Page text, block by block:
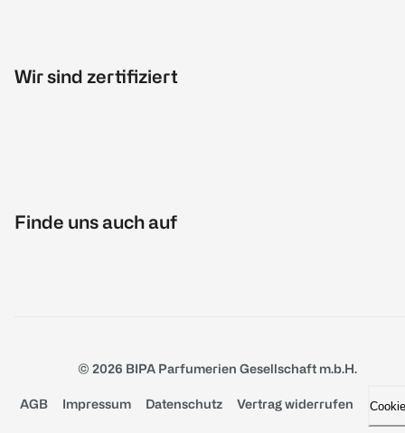
Wir sind zertifiziert
Finde uns auch auf
© 2026 BIPA Parfumerien Gesellschaft m.b.H.
AGB Impressum Datenschutz Vertrag widerrufen